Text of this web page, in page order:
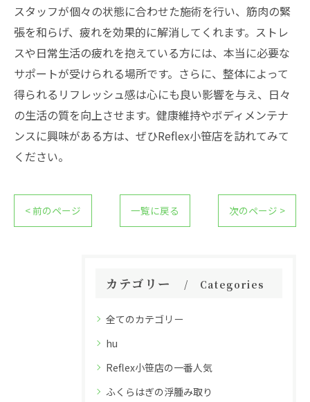
スタッフが個々の状態に合わせた施術を行い、筋肉の緊
張を和らげ、疲れを効果的に解消してくれます。ストレ
スや日常生活の疲れを抱えている方には、本当に必要な
サポートが受けられる場所です。さらに、整体によって
得られるリフレッシュ感は心にも良い影響を与え、日々
の生活の質を向上させます。健康維持やボディメンテナ
ンスに興味がある方は、ぜひReflex小笹店を訪れてみて
ください。
< 前のページ 一覧に戻る 次のページ >
カテゴリー Categories
全てのカテゴリー
hu
Reflex小笹店の一番人気
ふくらはぎの浮腫み取り